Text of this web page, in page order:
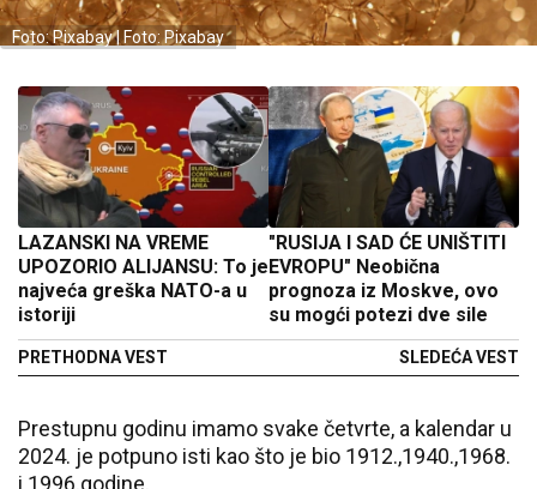
Foto: Pixabay | Foto: Pixabay
LAZANSKI NA VREME
UPOZORIO ALIJANSU: To je
najveća greška NATO-a u
istoriji
PRETHODNA VEST
"RUSIJA I SAD ĆE UNIŠTITI
EVROPU" Neobična
prognoza iz Moskve, ovo
su mogći potezi dve sile
SLEDEĆA VEST
Prestupnu godinu imamo svake četvrte, a kalendar u
2024. je potpuno isti kao što je bio 1912.,1940.,1968.